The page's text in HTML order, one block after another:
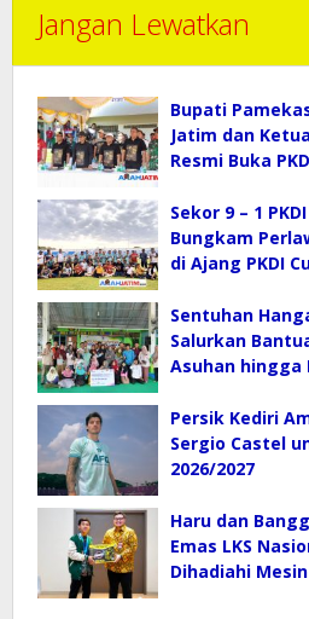
Jangan Lewatkan
Bupati
Jatim dan
Resmi Buka
Sekor 9 – 1
Bungkam
di Ajang PKDI
Sentuhan
Salurkan
Asuhan hingga
Persik Kediri
Sergio Castel
2026/2027
Haru dan
Emas LKS
Dihadiahi